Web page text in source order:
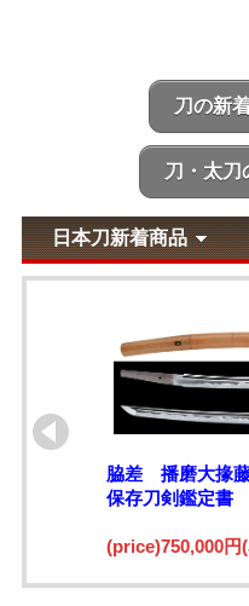
刀の新
刀・太刀
日本刀新着商品
脇差 播磨大掾
保存刀剣鑑定書
(price)750,000円